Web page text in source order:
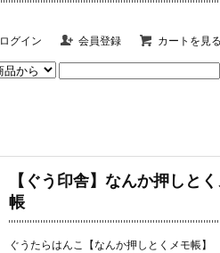
ログイン 会員登録 カートを見る
【ぐう印舎】なんか押しと
帳
ぐうたらはんこ【なんか押しとくメモ帳】